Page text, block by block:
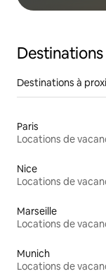
Destinations à
Paris
Locations de
Nice
Locations de
Marseille
Locations de
Munich
Locations de